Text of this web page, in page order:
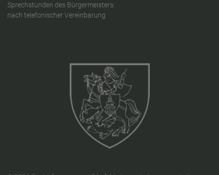
Sprechstunden des Bürgermeisters:
nach telefonischer Vereinbarung